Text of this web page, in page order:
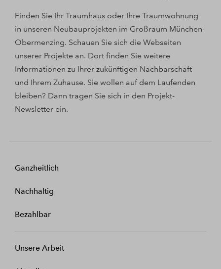
Finden Sie Ihr Traumhaus oder Ihre Traumwohnung
in unseren Neubauprojekten im Großraum München-
Obermenzing. Schauen Sie sich die Webseiten
unserer Projekte an. Dort finden Sie weitere
Informationen zu Ihrer zukünftigen Nachbarschaft
und Ihrem Zuhause. Sie wollen auf dem Laufenden
bleiben? Dann tragen Sie sich in den Projekt-
Newsletter ein.
Ganzheitlich
Nachhaltig
Bezahlbar
Unsere Arbeit